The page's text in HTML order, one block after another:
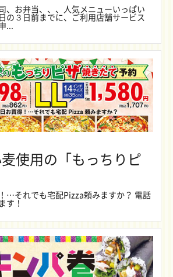
、お弁当、、、人気メニューいっぱい
の３日前までに、ご利用店舗サービス
...
使用の「もっちりピ
…それでも宅配Pizza頼みますか？ 電話
す！